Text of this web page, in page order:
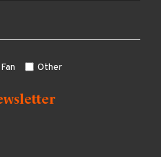
Fan Other